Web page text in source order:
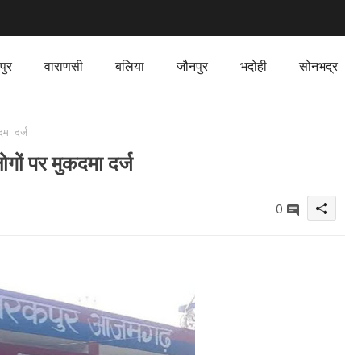
वाराणसी बलिया जौनपुर भदोही सोनभद्र
दर्ज
पर मुकदमा दर्ज
0